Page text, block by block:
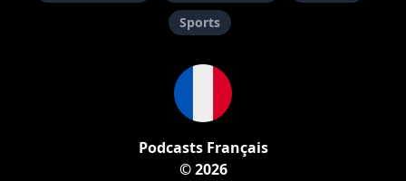
Sports
Podcasts Français
© 2026